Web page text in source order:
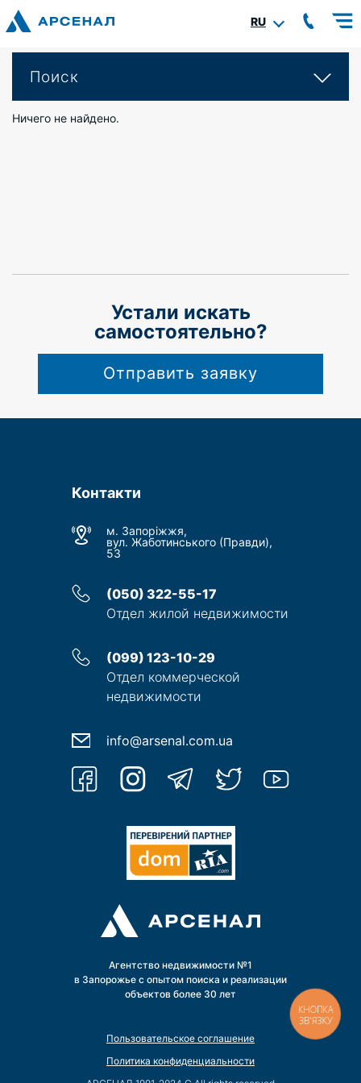
RU
Поиск
Ничего не найдено.
Устали искать
самостоятельно?
Отправить заявку
Агентство недвижимости №1
в Запорожье с опытом поиска и реализации
объектов более 30 лет
Пользовательское соглашение
Политика конфиденциальности
Контакти
м. Запоріжжя,
вул. Жаботинського (Правди),
53
(050) 322-55-17
Отдел жилой недвижимости
(099) 123-10-29
Отдел коммерческой
недвижимости
info@arsenal.com.ua
КНОПКА
ЗВ'ЯЗКУ